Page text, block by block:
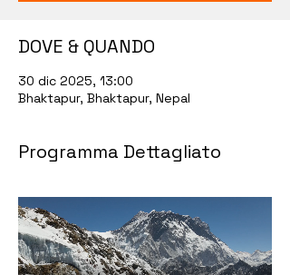
DOVE & QUANDO
30 dic 2025, 13:00
Bhaktapur, Bhaktapur, Nepal
Programma Dettagliato